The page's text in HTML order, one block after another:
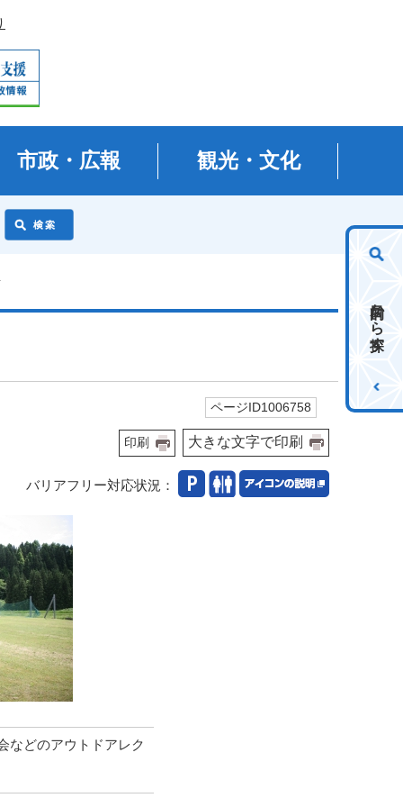
市政・広報 観光・文化
目的から探す
ページID1006758
印刷 大きな文字で印刷
バリアフリー対応状況：
などのアウトドアレク